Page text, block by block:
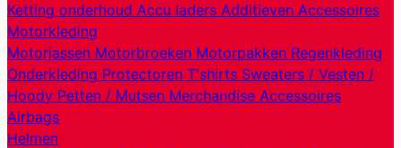
Ketting onderhoud Accu laders Additieven Accessoires
Motorkleding
Motorjassen Motorbroeken Motorpakken Regenkleding
Onderkleding Protectoren T'shirts Sweaters / Vesten /
Hoody Petten / Mutsen Merchandise Accessoires
Airbags
Helmen